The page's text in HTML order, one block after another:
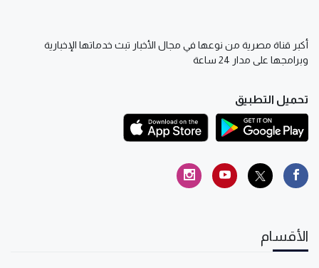
أكبر قناة مصرية من نوعها في مجال الأخبار تبث خدماتها الإخبارية
وبرامجها على مدار 24 ساعة
تحميل التطبيق
الأقسام